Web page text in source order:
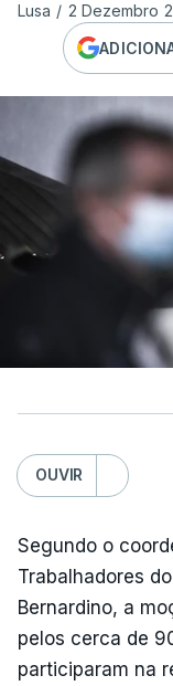
Lusa / 2 Dezembro
OUVIR
Segundo o
Trabalhadores
Bernardino, a
pelos cerca de
participaram na